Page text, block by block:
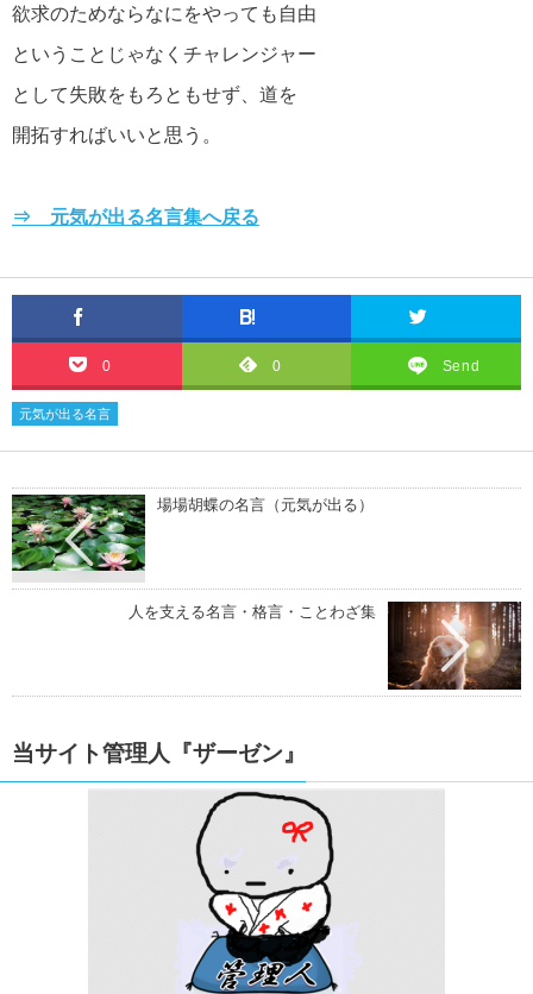
マザーテレサの名言・格言
自殺についての名言・格言
松下幸之助の名言・格言
欲求のためならなにをやっても自由
ということじゃなくチャレンジャー
として失敗をもろともせず、道を
開拓すればいいと思う。
⇒ 元気が出る名言集へ戻る
0 0 Send
元気が出る名言
場場胡蝶の名言（元気が出る）
人を支える名言・格言・ことわざ集
当サイト管理人『ザーゼン』